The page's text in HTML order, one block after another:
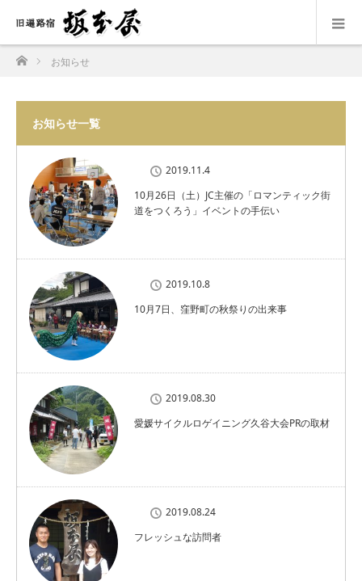
ホームお知らせ
お知らせ一覧
2019.11.4
10月26日（土）JC主催の「ロマンティック街
道をつくろう」イベントの手伝い
2019.10.8
10月7日、窪野町の秋祭りの出来事
2019.08.30
愛媛サイクルロゲイニング久谷大会PRの取材
2019.08.24
フレッシュな訪問者